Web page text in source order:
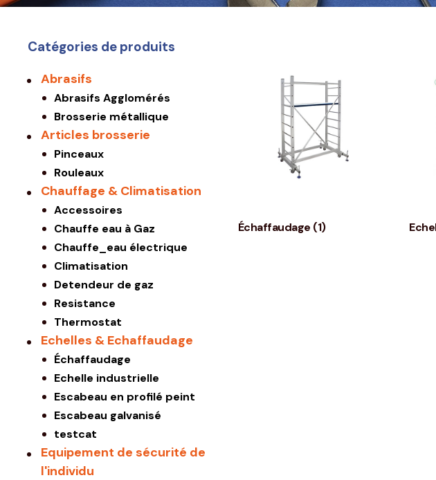
Échaffaudage (1)
Catégories de produits
Abrasifs
Abrasifs Agglomérés
Brosserie métallique
Articles brosserie
Pinceaux
Rouleaux
Chauffage & Climatisation
Accessoires
Chauffe eau à Gaz
Chauffe_eau électrique
Climatisation
Detendeur de gaz
Resistance
Thermostat
Echelles & Echaffaudage
Échaffaudage
Echelle industrielle
Escabeau en profilé peint
Escabeau galvanisé
testcat
Equipement de sécurité de
l'individu